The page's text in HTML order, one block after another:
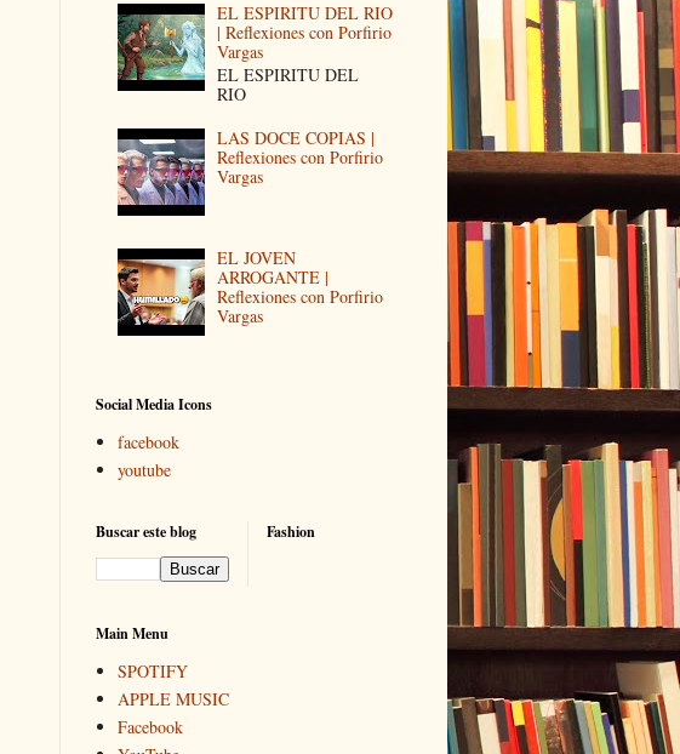
EL ESPIRITU DEL RIO
| Reflexiones con Porfirio
Vargas
EL ESPIRITU DEL
RIO
LAS DOCE COPIAS |
Reflexiones con Porfirio
Vargas
EL JOVEN
ARROGANTE |
Reflexiones con Porfirio
Vargas
Social Media Icons
facebook
youtube
Buscar este blog Fashion
Main Menu
SPOTIFY
APPLE MUSIC
Facebook